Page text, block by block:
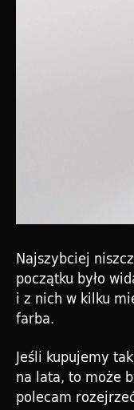
Najszybciej
początku było
i z nich w kilku
farba.
Jeśli kupujemy
na lata, to może
polecam